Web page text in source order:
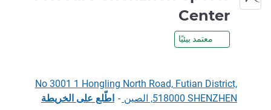
Center
معتمد بيئيًا
No 3001 1 Hongling North Road, Futian District,
518000 SHENZHEN, الصين
- اطّلع على الخريطة